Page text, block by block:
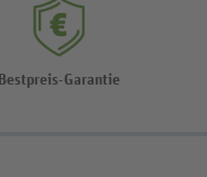
Bestpreis-Garantie